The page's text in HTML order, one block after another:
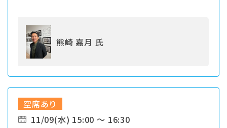
熊崎 嘉月 氏
空席あり
11/09(水) 15:00 ～ 16:30